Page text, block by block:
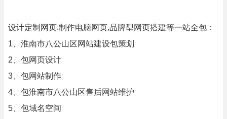
设计定制网页,制作电脑网页,品牌型网页搭建等一站全包：
1、淮南市八公山区网站建设包策划
2、包网页设计
3、包网站制作
4、包淮南市八公山区售后网站维护
5、包域名空间